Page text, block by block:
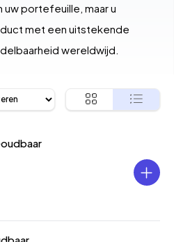
uw portefeuille, maar u
met een uitstekende
wereldwijd.